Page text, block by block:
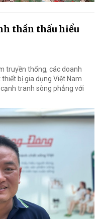
thần thấu hiểu
truyền thống, các doanh
bị gia dụng Việt Nam
tranh sòng phẳng với